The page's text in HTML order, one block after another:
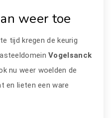
weer toe
tijd kregen de keurig
Vogelsanck
nu weer woelden de
en lieten een ware